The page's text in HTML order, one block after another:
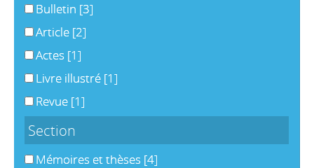
Bulletin [3]
Article [2]
Actes [1]
Livre illustré [1]
Revue [1]
Section
Mémoires et thèses [4]